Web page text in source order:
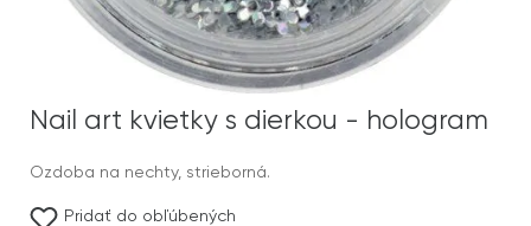
Nail art kvietky s dierkou - hologram
Ozdoba na nechty, strieborná.
Pridať do obľúbených